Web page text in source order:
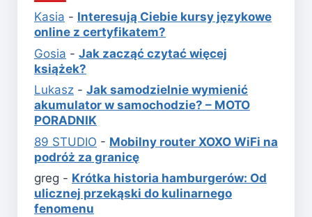
Kasia - Interesują Ciebie kursy językowe
online z certyfikatem?
Gosia - Jak zacząć czytać więcej
książek?
Lukasz - Jak samodzielnie wymienić
akumulator w samochodzie? – MOTO
PORADNIK
89 STUDIO - Mobilny router XOXO WiFi na
podróż za granicę
greg - Krótka historia hamburgerów: Od
ulicznej przekąski do kulinarnego
fenomenu